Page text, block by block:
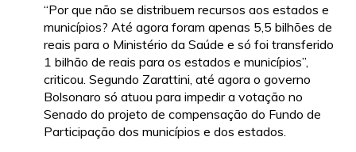
“Por que não se distribuem recursos aos estados e
municípios? Até agora foram apenas 5,5 bilhões de
reais para o Ministério da Saúde e só foi transferido
1 bilhão de reais para os estados e municípios”,
criticou. Segundo Zarattini, até agora o governo
Bolsonaro só atuou para impedir a votação no
Senado do projeto de compensação do Fundo de
Participação dos municípios e dos estados.